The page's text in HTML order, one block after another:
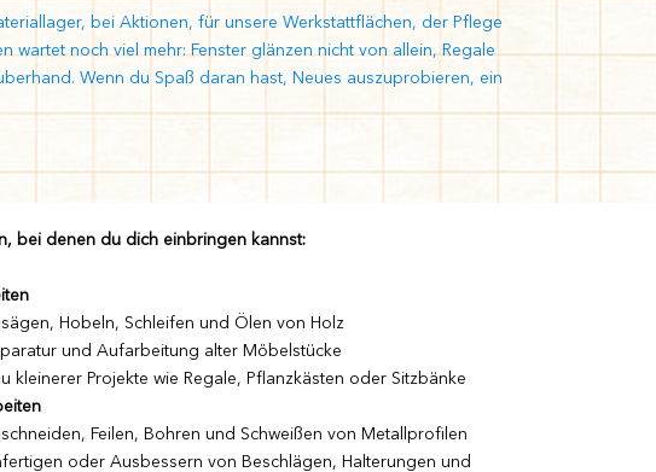
bei Aktionen, für unsere Werkstattflächen, der Pflege
wartet noch viel mehr: Fenster glänzen nicht von allein, Regale
Wenn du Spaß daran hast, Neues auszuprobieren, ein
bei denen du dich einbringen kannst:
Hobeln, Schleifen und Ölen von Holz
und Aufarbeitung alter Möbelstücke
kleinerer Projekte wie Regale, Pflanzkästen oder Sitzbänke
Feilen, Bohren und Schweißen von Metallprofilen
oder Ausbessern von Beschlägen, Halterungen und